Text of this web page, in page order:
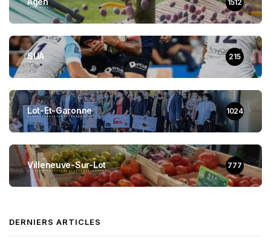
1512
SUA 215
Lot-Et-Garonne 1024
Villeneuve-Sur-Lot 777
DERNIERS ARTICLES